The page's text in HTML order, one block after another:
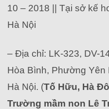
10 – 2018 || Tại sở kế
Hà Nội
– Địa chỉ: LK-323, DV-
Hòa Bình, Phường
Hà Nội. (Tố Hữu, Hà
Trường mầm non Lê